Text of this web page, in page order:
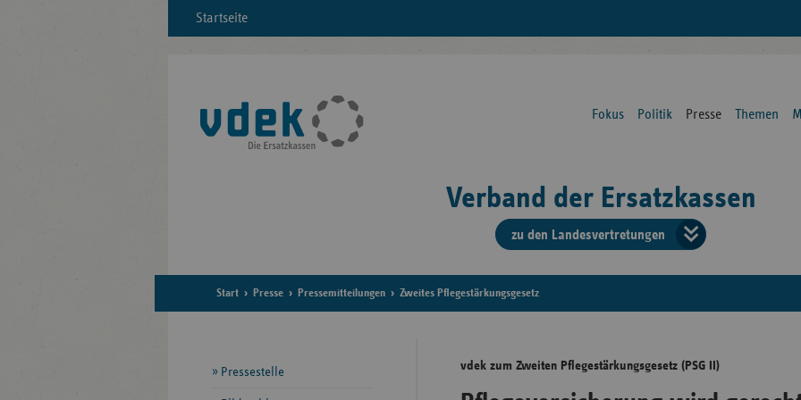
Startseite
Fokus Politik Presse Themen
Verband der Ersatzkassen
zu den Landesvertretungen
der
Start Presse Pressemitteilungen Zweites Pflegestärkungsgesetz
vdek zum Zweiten Pflegestärkungsgesetz (PSG II)
Seitennavigation
Pressestelle